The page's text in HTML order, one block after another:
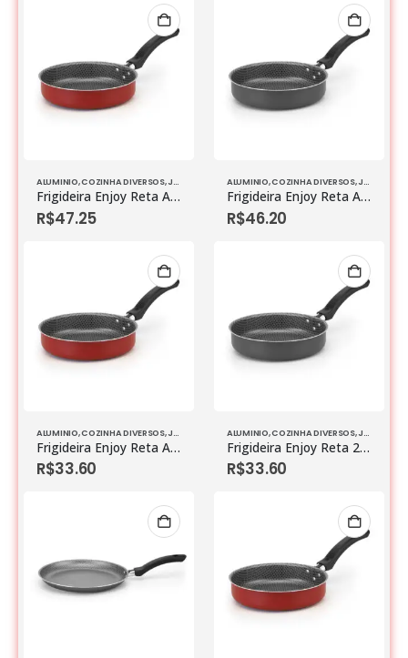
ALUMINIO,COZINHA DIVERSOS,JOGO DE PANELAS
Frigideira Enjoy Reta Antiaderente Vermelho Nº 24
R$47.25
ALUMINIO,COZINHA DIVERSOS,JOGO DE PANELAS
Frigideira Enjoy Reta Antiaderente Cinza Nº 24
R$46.20
ALUMINIO,COZINHA DIVERSOS,JOGO DE PANELAS
Frigideira Enjoy Reta Antiaderente Vermelho Nº 22
R$33.60
ALUMINIO,COZINHA DIVERSOS,JOGO DE PANELAS
Frigideira Enjoy Reta 22 Antiaderente Cinza Nº 22
R$33.60